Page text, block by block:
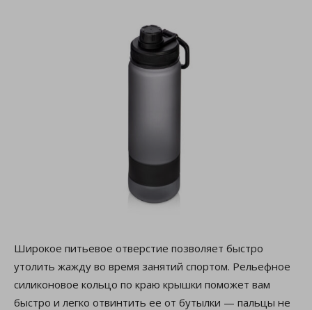
Широкое питьевое отверстие позволяет быстро
утолить жажду во время занятий спортом. Рельефное
силиконовое кольцо по краю крышки поможет вам
быстро и легко отвинтить ее от бутылки — пальцы не